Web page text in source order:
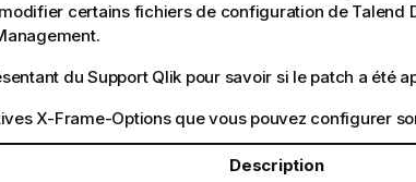
certains fichiers de configuration de Talend
.
du Support Qlik pour savoir si le patch a été
X-Frame-Options que vous pouvez configurer
Description